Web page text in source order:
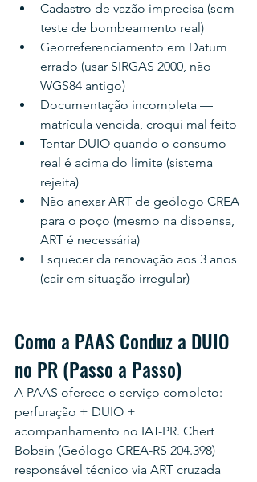
Cadastro de vazão imprecisa (sem
teste de bombeamento real)
Georreferenciamento em Datum
errado (usar SIRGAS 2000, não
WGS84 antigo)
Documentação incompleta —
matrícula vencida, croqui mal feito
Tentar DUIO quando o consumo
real é acima do limite (sistema
rejeita)
Não anexar ART de geólogo CREA
para o poço (mesmo na dispensa,
ART é necessária)
Esquecer da renovação aos 3 anos
(cair em situação irregular)
Como a PAAS Conduz a DUIO
no PR (Passo a Passo)
A PAAS oferece o serviço completo:
perfuração + DUIO +
acompanhamento no IAT-PR. Chert
Bobsin (Geólogo CREA-RS 204.398)
responsável técnico via ART cruzada